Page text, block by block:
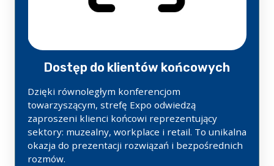
Dostęp do klientów końcowych
Dzięki równoległym konferencjom
towarzyszącym, strefę Expo odwiedzą
zaproszeni klienci końcowi reprezentujący
sektory: muzealny, workplace i retail. To unikalna
okazja do prezentacji rozwiązań i bezpośrednich
rozmów.